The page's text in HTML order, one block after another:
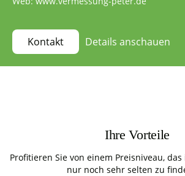
Kontakt Details anschauen
Ihre Vorteile
Profitieren Sie von einem Preisniveau,
nur noch sehr selten zu